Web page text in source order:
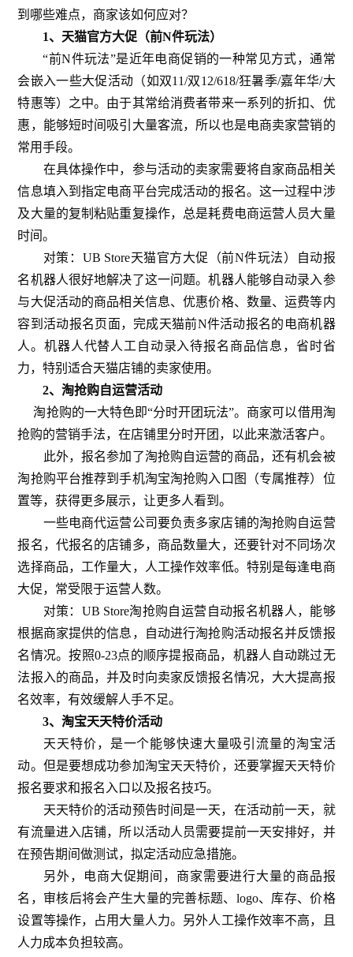
到哪些难点，商家该如何应对？
1、天猫官方大促（前N件玩法）
“前N件玩法”是近年电商促销的一种常见方式，通常
会嵌入一些大促活动（如双11/双12/618/狂暑季/嘉年华/大
特惠等）之中。由于其常给消费者带来一系列的折扣、优
惠，能够短时间吸引大量客流，所以也是电商卖家营销的
常用手段。
在具体操作中，参与活动的卖家需要将自家商品相关
信息填入到指定电商平台完成活动的报名。这一过程中涉
及大量的复制粘贴重复操作，总是耗费电商运营人员大量
时间。
对策：UB Store天猫官方大促（前N件玩法）自动报
名机器人很好地解决了这一问题。机器人能够自动录入参
与大促活动的商品相关信息、优惠价格、数量、运费等内
容到活动报名页面，完成天猫前N件活动报名的电商机器
人。机器人代替人工自动录入待报名商品信息，省时省
力，特别适合天猫店铺的卖家使用。
2、淘抢购自运营活动
淘抢购的一大特色即“分时开团玩法”。商家可以借用淘
抢购的营销手法，在店铺里分时开团，以此来激活客户。
此外，报名参加了淘抢购自运营的商品，还有机会被
淘抢购平台推荐到手机淘宝淘抢购入口图（专属推荐）位
置等，获得更多展示，让更多人看到。
一些电商代运营公司要负责多家店铺的淘抢购自运营
报名，代报名的店铺多，商品数量大，还要针对不同场次
选择商品，工作量大，人工操作效率低。特别是每逢电商
大促，常受限于运营人数。
对策：UB Store淘抢购自运营自动报名机器人，能够
根据商家提供的信息，自动进行淘抢购活动报名并反馈报
名情况。按照0-23点的顺序提报商品，机器人自动跳过无
法报入的商品，并及时向卖家反馈报名情况，大大提高报
名效率，有效缓解人手不足。
3、淘宝天天特价活动
天天特价，是一个能够快速大量吸引流量的淘宝活
动。但是要想成功参加淘宝天天特价，还要掌握天天特价
报名要求和报名入口以及报名技巧。
天天特价的活动预告时间是一天，在活动前一天，就
有流量进入店铺，所以活动人员需要提前一天安排好，并
在预告期间做测试，拟定活动应急措施。
另外，电商大促期间，商家需要进行大量的商品报
名，审核后将会产生大量的完善标题、logo、库存、价格
设置等操作，占用大量人力。另外人工操作效率不高，且
人力成本负担较高。